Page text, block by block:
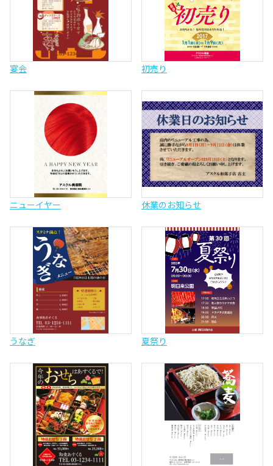
宴会 初売り
ニューイヤー 休業のお知らせ
うなぎ 夏祭り